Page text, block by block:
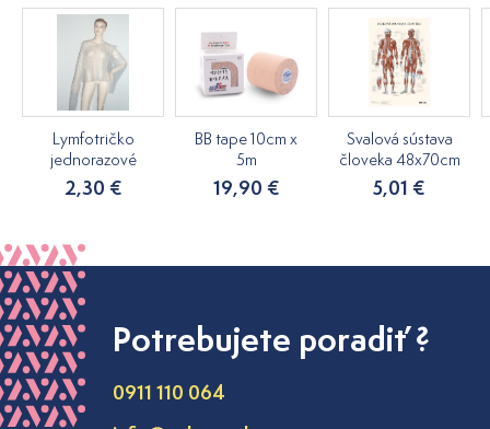
Lymfotričko
jednorazové
2,30 €
BB tape 10cm x
5m
19,90 €
Svalová sústava
človeka 48x70cm
5,01 €
Potrebujete poradiť ?
0911 110 064